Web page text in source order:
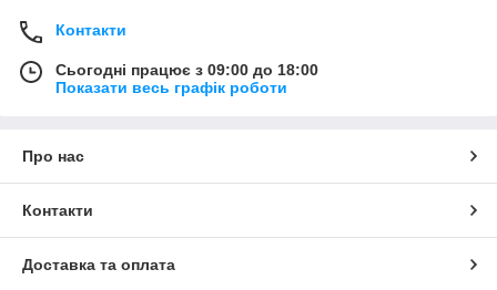
Контакти
Сьогодні працює з 09:00 до 18:00
Показати весь графік роботи
Про нас
Контакти
Доставка та оплата